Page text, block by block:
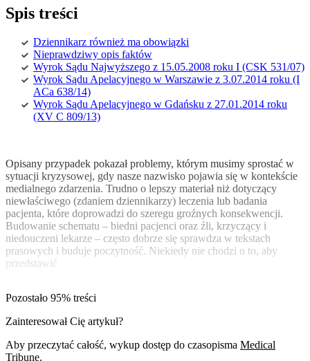
Spis treści
Dziennikarz również ma obowiązki
Nieprawdziwy opis faktów
Wyrok Sądu Najwyższego z 15.05.2008 roku I (CSK 531/07)
Wyrok Sądu Apelacyjnego w Warszawie z 3.07.2014 roku (I
ACa 638/14)
Wyrok Sądu Apelacyjnego w Gdańsku z 27.01.2014 roku
(XV C 809/13)
Opisany przypadek pokazał problemy, którym musimy sprostać w
sytuacji kryzysowej, gdy nasze nazwisko pojawia się w kontekście
medialnego zdarzenia. Trudno o lepszy materiał niż dotyczący
niewłaściwego (zdaniem dziennikarzy) leczenia lub badania
pacjenta, które doprowadzi do szeregu groźnych konsekwencji.
Budowanie schematu – biedni pacjenci oraz źli, krzyczący i
niedouczeni lekarze – często dobrze się sprawdza w tekstach
prasowych i buduje poczytność. Niekiedy nie chodzi o to, aby
przedstawić
Pozostało 95% treści
Zainteresował Cię artykuł?
Aby przeczytać całość, wykup dostęp do czasopisma Medical
Tribune.